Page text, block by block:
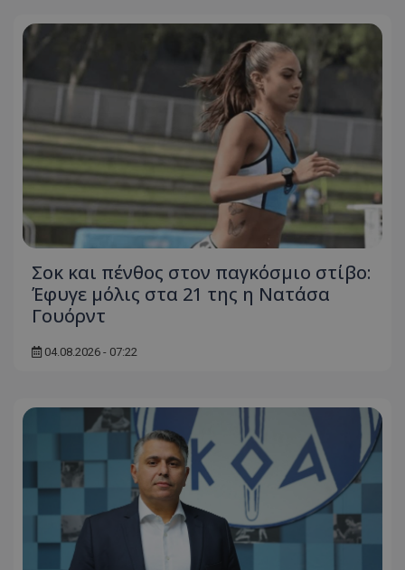
Σοκ και πένθος στον παγκόσμιο στίβο:
Έφυγε μόλις στα 21 της η Νατάσα
Γουόρντ
04.08.2026 - 07:22